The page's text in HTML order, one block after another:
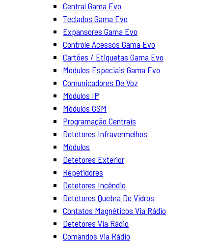
Central Gama Evo
Teclados Gama Evo
Expansores Gama Evo
Controle Acessos Gama Evo
Cartões / Etiquetas Gama Evo
Módulos Especiais Gama Evo
Comunicadores De Voz
Módulos IP
Módulos GSM
Programação Centrais
Detetores Infravermelhos
Módulos
Detetores Exterior
Repetidores
Detetores Incêndio
Detetores Quebra De Vidros
Contatos Magnéticos Via Rádio
Detetores Via Rádio
Comandos Via Rádio